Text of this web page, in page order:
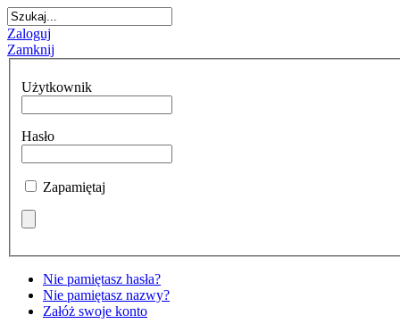
Zaloguj
Zamknij
Użytkownik
Hasło
Zapamiętaj
Nie pamiętasz hasła?
Nie pamiętasz nazwy?
Załóż swoje konto